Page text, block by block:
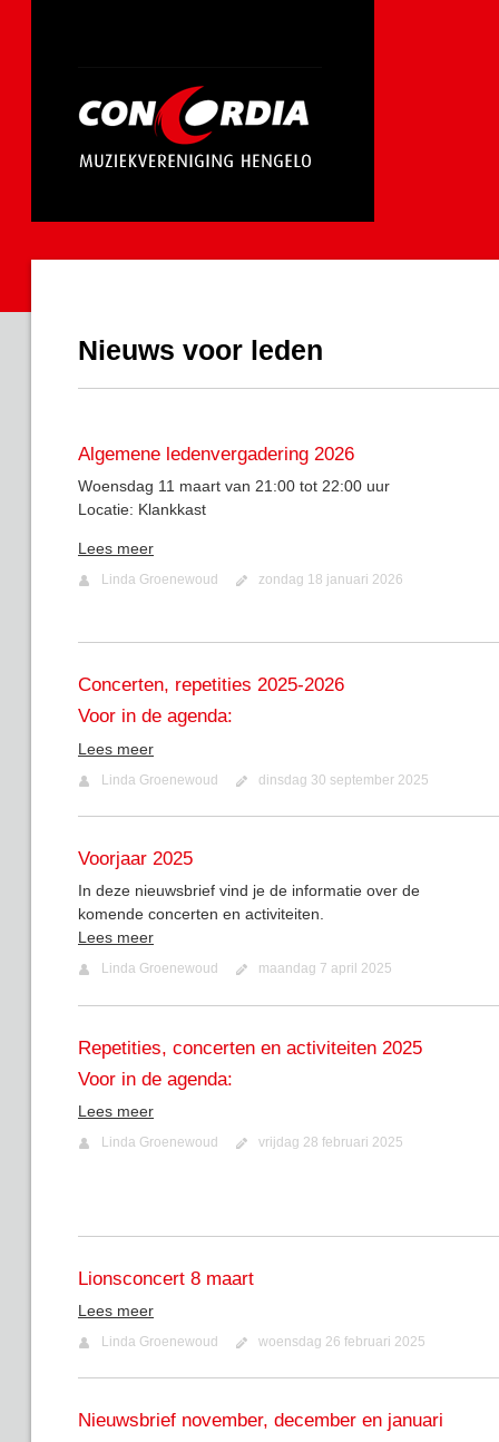
Nieuws voor leden
Algemene ledenvergadering 2026
Woensdag 11 maart van 21:00 tot 22:00 uur
Locatie: Klankkast
Lees meer
Linda Groenewoud zondag 18 januari 2026
Concerten, repetities 2025-2026
Voor in de agenda:
Lees meer
Linda Groenewoud dinsdag 30 september 2025
Voorjaar 2025
In deze nieuwsbrief vind je de informatie over de
komende concerten en activiteiten.
Lees meer
Linda Groenewoud maandag 7 april 2025
Repetities, concerten en activiteiten 2025
Voor in de agenda:
Lees meer
Linda Groenewoud vrijdag 28 februari 2025
Lionsconcert 8 maart
Lees meer
Linda Groenewoud woensdag 26 februari 2025
Nieuwsbrief november, december en januari